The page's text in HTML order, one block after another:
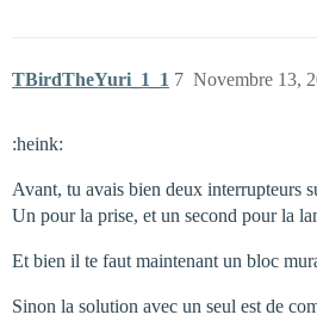
TBirdTheYuri_1_1 Novembre 13,
7
:heink:
Avant, tu avais bien deux interrupteurs
Un pour la prise, et un second pour la
Et bien il te faut maintenant un bloc
Sinon la solution avec un seul est de